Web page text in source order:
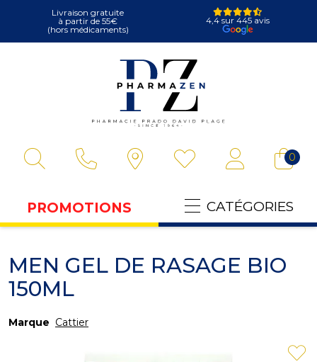
Livraison gratuite
à partir de 55€
(hors médicaments)
4,4 sur 445 avis
0
PROMOTIONS CATÉGORIES
MEN GEL DE RASAGE BIO
150ML
Marque Cattier